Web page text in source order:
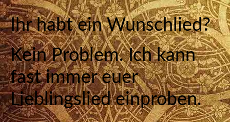
Ihr habt ein Wunschlied?
Kein Problem. Ich kann
fast immer euer
Lieblingslied einproben.